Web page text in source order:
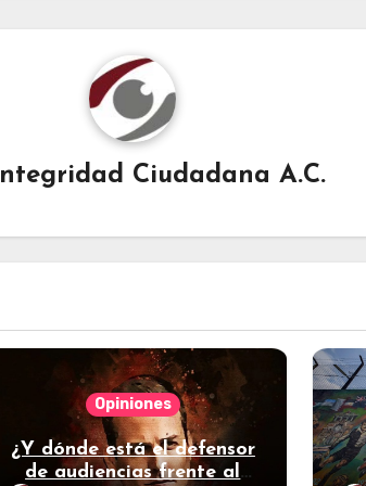
Integridad Ciudadana A.C.
Opiniones
¿Y dónde está el defensor
de audiencias frente al